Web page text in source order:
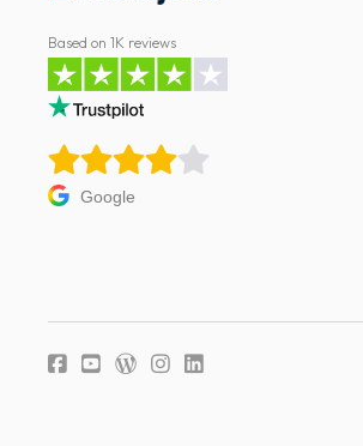
Based on 1K reviews
Google